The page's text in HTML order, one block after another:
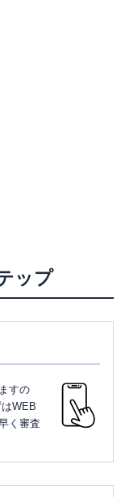
ップ
すの
WEB
く審査